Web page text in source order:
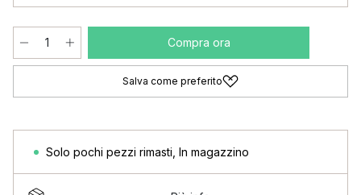
Compra ora
Salva come preferito
Solo pochi pezzi rimasti In magazzino